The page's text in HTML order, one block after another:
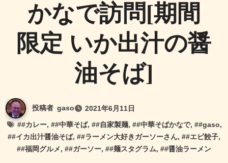
かなで訪問[期間
限定 いか出汁の醤
油そば]
投稿者 gaso
2021年6月11日
##カレー, ##中華そば, ##自家製麺, ##中華そばかなで, ##gaso,
##イカ出汁醤油そば, ##ラーメン大好きガーソーさん, ##エビ餃子,
##福岡グルメ, ##ガーソー, ##麺スタグラム, ##醤油ラーメン